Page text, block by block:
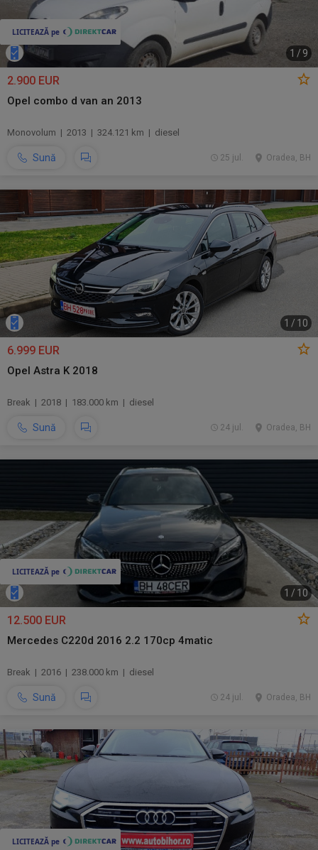
1 / 9
2.900 EUR
Opel combo d van an 2013
Monovolum | 2013 | 324.121 km | diesel
Sună Oradea, BH
25 jul.
1 / 10
6.999 EUR
Opel Astra K 2018
Break | 2018 | 183.000 km | diesel
Sună Oradea, BH
24 jul.
1 / 10
12.500 EUR
Mercedes C220d 2016 2.2 170cp 4matic
Break | 2016 | 238.000 km | diesel
Sună Oradea, BH
24 jul.